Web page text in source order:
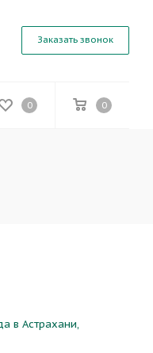
Заказать звонок
0 0
в Астрахани,